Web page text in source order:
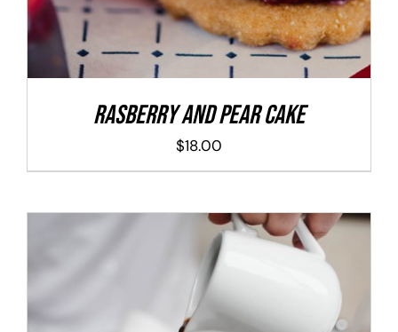
Rasberry And Pear Cake
$18.00